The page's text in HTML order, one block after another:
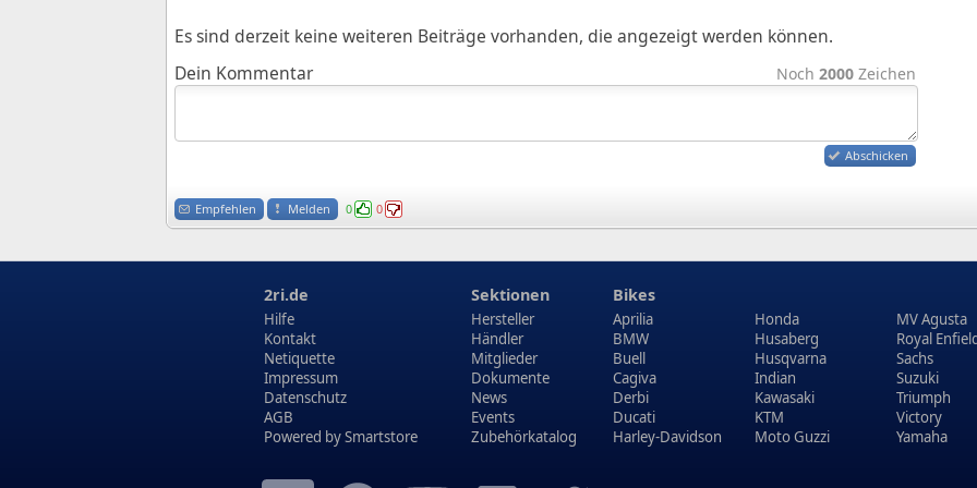
Es sind derzeit keine weiteren Beiträge vorhanden, die angezeigt werden können.
Noch 2000 Zeichen
Dein Kommentar
Abschicken
Empfehlen Melden 0 0
2ri.de
Hilfe
Kontakt
Netiquette
Impressum
Datenschutz
AGB
Powered bySmartstore
Sektionen
Hersteller
Händler
Mitglieder
Dokumente
News
Events
Zubehörkatalog
Bikes
Aprilia
BMW
Buell
Cagiva
Derbi
Ducati
Harley-Davidson
Honda
Husaberg
Husqvarna
Indian
Kawasaki
KTM
Moto Guzzi
MV Agusta
Royal
Sachs
Suzuki
Triumph
Victory
Yamaha